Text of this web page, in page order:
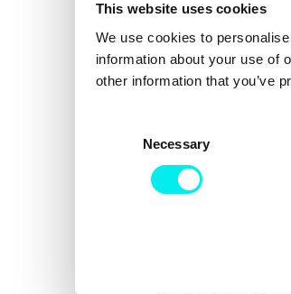
This website uses cookies
We use cookies to
information about your use of
other information that you’ve
Necessary
Produktpalette
durch den
überführen. Ein
schont. Wird dem
automatisch an
4.
Marketing-